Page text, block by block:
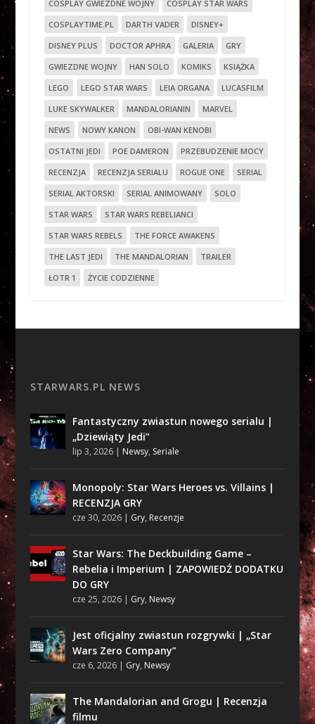
COSPLAY GWIEZDNE WOJNY
COSPLAY STAR WARS
COSPLAYTIME.PL
DARTH VADER
DISNEY+
DISNEY PLUS
DOCTOR APHRA GALERIA
GRY
GWIEZDNE WOJNY
HAN SOLO KOMIKS
KSIĄŻKA
LEGO
LEGO STAR WARS LEIA ORGANA
LUCASFILM
LUKE SKYWALKER
MANDALORIANIN
MARVEL
NEWS
NOWY KANON
OBI-WAN KENOBI
OSTATNI JEDI
POE DAMERON
PRZEBUDZENIE MOCY
RECENZJA
RECENZJA SERIALU ROGUE ONE
SERIAL
SERIAL AKTORSKI
SERIAL ANIMOWANY
SOLO
STAR WARS
STAR WARS REBELIANCI
STAR WARS REBELS
THE FORCE AWAKENS
THE LAST JEDI
THE MANDALORIAN
TRAILER
ŁOTR 1
ŻYCIE CODZIENNE
STARWARS.PL NEWS
Fantastyczny zwiastun nowego serialu |
„Dziewiąty Jedi”
lip 3, 2026| Newsy, Seriale
Monopoly: Star Wars Heroes vs. Villains |
RECENZJA GRY
cze 30, 2026| Gry, Recenzje
Star Wars: The Deckbuilding Game –
Rebelia i Imperium | ZAPOWIEDŹ DODATKU
DO GRY
cze 25, 2026| Gry, Newsy
Jest oficjalny zwiastun rozgrywki | „Star
Wars Zero Company”
cze 6, 2026| Gry, Newsy
The Mandalorian and Grogu | Recenzja
filmu